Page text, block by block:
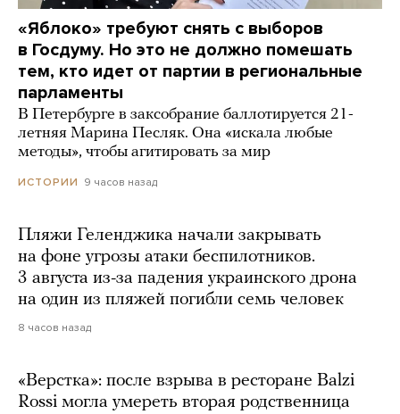
«Яблоко» требуют снять с выборов
в Госдуму. Но это не должно помешать
тем, кто идет от партии в региональные
парламенты
В Петербурге в заксобрание баллотируется 21-
летняя Марина Песляк. Она «искала любые
методы», чтобы агитировать за мир
ИСТОРИИ 9 часов назад
Пляжи Геленджика начали закрывать
на фоне угрозы атаки беспилотников.
3 августа из-за падения украинского дрона
на один из пляжей погибли семь человек
8 часов назад
«Верстка»: после взрыва в ресторане Balzi
Rossi могла умереть вторая родственница